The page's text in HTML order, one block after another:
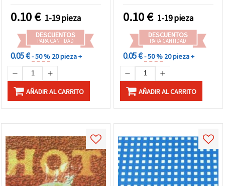
manualidades DIY, arte
con servilletas,
scrapbooking y mixed
media
0.10€ 1-19 pieza
DESCUENTOS
PARA CANTIDAD
0.05 €- 50 % 20 pieza +
AÑADIR AL CARRITO
scrapbooking, mixed
media y upcycling, 1 ud.
0.10€ 1-19 pieza
DESCUENTOS
PARA CANTIDAD
0.05 €- 50 % 20 pieza +
AÑADIR AL CARRITO